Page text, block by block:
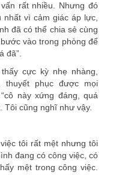
rất nhiều. Nhưng đó
vì cảm giác áp lực,
đã có thể chia sẻ cùng
vào trong phòng để
đã”.
cực kỳ nhẹ nhàng,
thuyết phục được mọi
này xứng đáng, quá
Tôi cũng nghĩ như vậy.
tôi rất mệt nhưng tôi
đang có công việc, có
mệt trong công việc.